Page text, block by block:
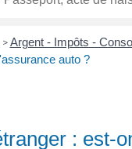
> Argent - Impôts -
auto ?
: est-